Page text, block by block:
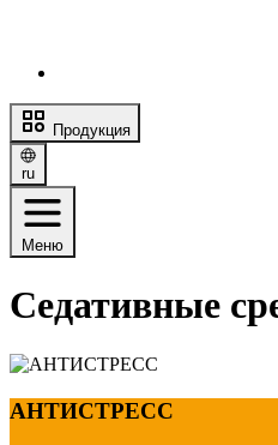
Продукция
ru
Меню
Седативные
АНТИСТРЕСС